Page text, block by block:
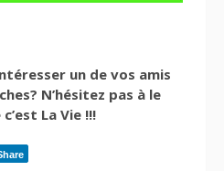
un de vos amis
N’hésitez pas à le
La Vie !!!